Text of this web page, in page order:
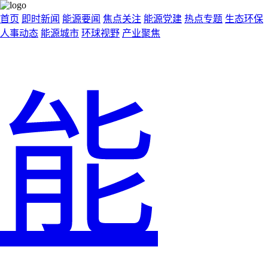
首页 即时新闻 能源要闻 焦点关注 能源党建 热点专题 生态环保
人事动态 能源城市 环球视野 产业聚焦
能